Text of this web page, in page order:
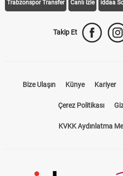
Trabzonspor Transfer Canlı İzle iddaa
Takip Et
Bize Ulaşın Künye Kariyer
Çerez Politikası
KVKK Aydınlatma